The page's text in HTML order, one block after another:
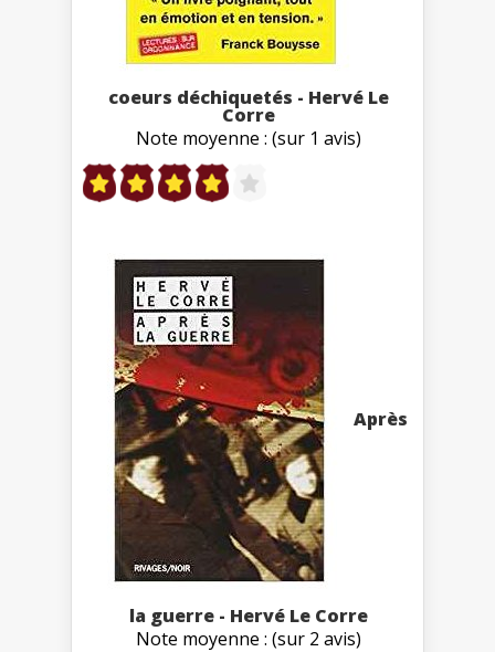
coeurs déchiquetés - Hervé Le
Corre
Note moyenne : (sur 1 avis)
Après
la guerre - Hervé Le Corre
Note moyenne : (sur 2 avis)